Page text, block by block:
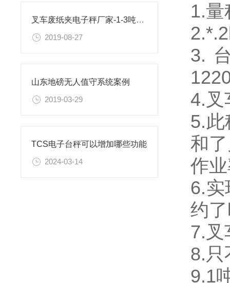
叉车废纸夹电子秤厂家-1-3吨合力叉车可安装
2019-08-27
山东地磅无人值守系统案例
2019-03-29
TCS电子台秤可以增加哪些功能
2024-03-14
1.量
3.
4.叉
5.此
和
作
6.
约
7.叉
8.只
9.1